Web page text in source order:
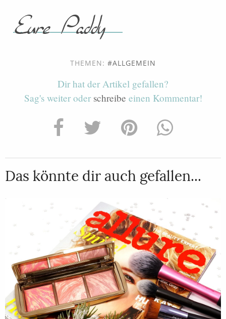
THEMEN: ALLGEMEIN
Dir hat der Artikel gefallen?
Sag's weiter oder schreibe einen Kommentar!
Das könnte dir auch gefallen...